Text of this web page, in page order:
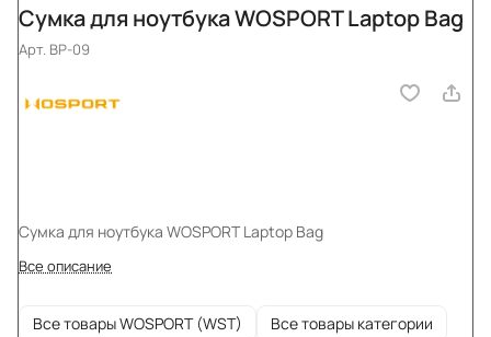
Сумка для ноутбука WOSPORT Laptop Bag
Арт. BP-09
Сумка для ноутбука WOSPORT Laptop Bag
Все описание
Все товары WOSPORT (WST) Все товары категории